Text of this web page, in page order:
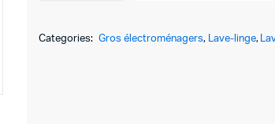
8KG-
Categories: Gros électroménagers, Lave-linge,